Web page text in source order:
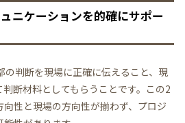
ニケーションを的確にサポー
の判断を現場に正確に伝えること、現
断材料としてもらうことです。この2
性と現場の方向性が揃わず、プロジ